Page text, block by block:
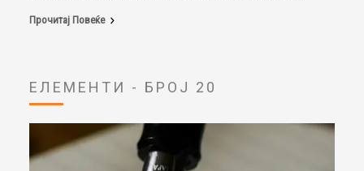
Прочитај Повеќе
ЕЛЕМЕНТИ - БРОЈ 20